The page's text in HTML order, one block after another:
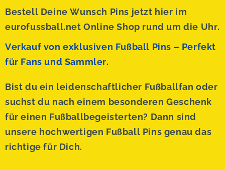
Bestell Deine Wunsch Pins jetzt hier im
eurofussball.net Online Shop rund um die Uhr.
Verkauf von exklusiven Fußball Pins – Perfekt
für Fans und Sammler.
Bist du ein leidenschaftlicher Fußballfan oder
suchst du nach einem besonderen Geschenk
für einen Fußballbegeisterten? Dann sind
unsere hochwertigen Fußball Pins genau das
richtige für Dich.